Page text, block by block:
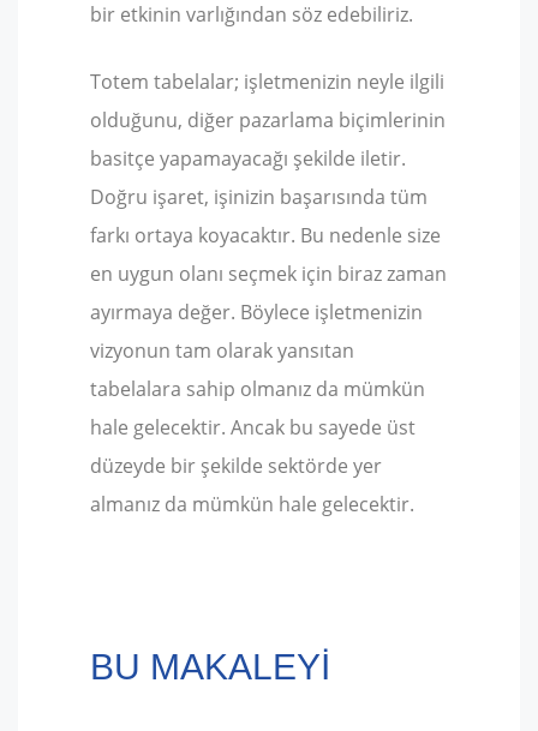
bir etkinin varlığından söz edebiliriz.
Totem tabelalar; işletmenizin neyle ilgili
olduğunu, diğer pazarlama biçimlerinin
basitçe yapamayacağı şekilde iletir.
Doğru işaret, işinizin başarısında tüm
farkı ortaya koyacaktır. Bu nedenle size
en uygun olanı seçmek için biraz zaman
ayırmaya değer. Böylece işletmenizin
vizyonun tam olarak yansıtan
tabelalara sahip olmanız da mümkün
hale gelecektir. Ancak bu sayede üst
düzeyde bir şekilde sektörde yer
almanız da mümkün hale gelecektir.
BU MAKALEYI